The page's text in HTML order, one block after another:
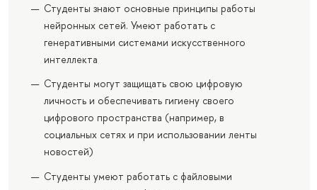
Студенты знают основные принципы работы
нейронных сетей. Умеют работать с
генеративными системами искусственного
интеллекта
Студенты могут защищать свою цифровую
личность и обеспечивать гигиену своего
цифрового пространства (например, в
социальных сетях и при использовании ленты
новостей)
Студенты умеют работать с файловыми